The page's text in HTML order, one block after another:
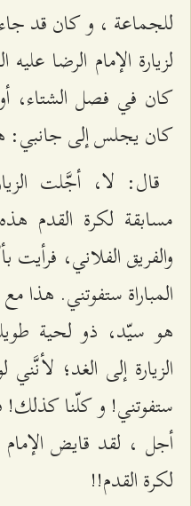
للجماعة ، و كان قد
لزيارة الإمام الرضا
كان في فصل
كان يجلس إلى جانبي:
قال: لا، أجَّلت
مسابقة لكرة القدم
والفريق الفلاني، فرأيت
المباراة ستفوتني. هذا
هو سيّد، ذو لحية
الزيارة إلى الغد؛
ستفوتني! و كلّنا كذلك!
أجل ، لقد قايض الإمام
لكرة القدم!!